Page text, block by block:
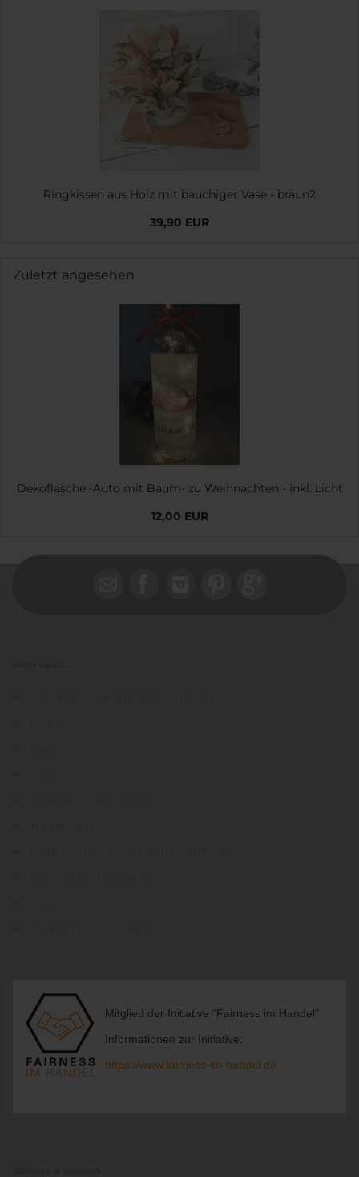
Ringkissen aus Holz mit bauchiger Vase - braun2
39,90 EUR
Zuletzt angesehen
Dekoflasche -Auto mit Baum- zu Weihnachten - inkl. Licht
12,00 EUR
Mitglied der Initiative "Fairness im Handel"
Informationen zur Initiative:
https://www.fairness-im-handel.de